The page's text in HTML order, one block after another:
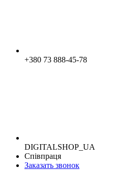
+380 73 888-45-78
DIGITALSHOP_UA
Співпраця
Заказать звонок